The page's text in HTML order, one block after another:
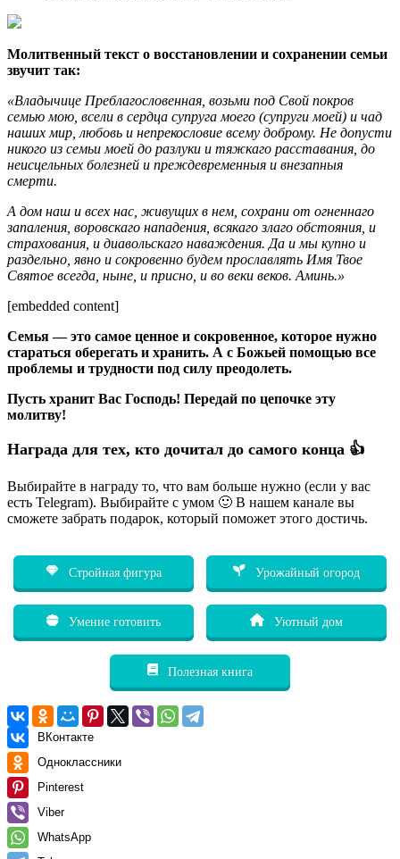
Молитвенный текст о восстановлении и сохранении семьи
звучит так:
«Владычице Преблагословенная, возьми под Свой покров
семью мою, всели в сердца супруга моего (супруги моей) и чад
наших мир, любовь и непрекословие всему доброму. Не допусти
никого из семьи моей до разлуки и тяжкаго расставания, до
неисцельных болезней и преждевременныя и внезапныя
смерти.
А дом наш и всех нас, живущих в нем, сохрани от огненнаго
запаления, воровскаго нападения, всякаго злаго обстояния, и
страхования, и диавольскаго наваждения. Да и мы купно и
раздельно, явно и сокровенно будем прославлять Имя Твое
Святое всегда, ныне, и присно, и во веки веков. Аминь.»
[embedded content]
Семья — это самое ценное и сокровенное, которое нужно
стараться оберегать и хранить. А с Божьей помощью все
проблемы и трудности под силу преодолеть.
Пусть хранит Вас Господь! Передай по цепочке эту
молитву!
Награда для тех, кто дочитал до самого конца 👍
Выбирайте в награду то, что вам больше нужно (если у вас
есть Telegram). Выбирайте с умом 🙂 В нашем канале вы
сможете забрать подарок, который поможет этого достичь.
Стройная фигура Урожайный огород
Умение готовить Уютный дом
Полезная книга
ВКонтакте
Одноклассники
Pinterest
Viber
WhatsApp